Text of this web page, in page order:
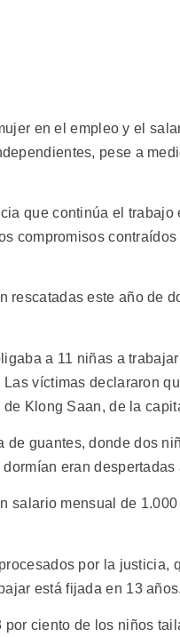
en el empleo y el
pese a
que continúa el trabajo
compromisos
rescatadas este año de
a 11 niñas a
víctimas declararon
Klong Saan, de la
de guantes, donde dos
eran despertadas
salario mensual de
por la justicia,
está fijada en 13 años.
ciento de los niños